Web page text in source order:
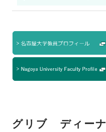
グリブ ディーナ